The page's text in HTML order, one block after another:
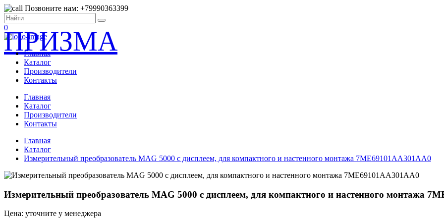
Позвоните нам: +79990363399
0
ПРИЗМА
Главная
Каталог
Производители
Контакты
Главная
Каталог
Производители
Контакты
Главная
Каталог
Измерительный преобразователь MAG 5000 с дисплеем, для компактного и настенного монтажа 7ME69101AA301AA0
Измерительный преобразователь MAG 5000 с дисплеем, для компактного и настенного монтажа
Цена: уточните у менеджера